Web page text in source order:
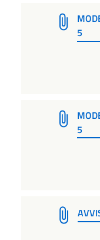
5
5